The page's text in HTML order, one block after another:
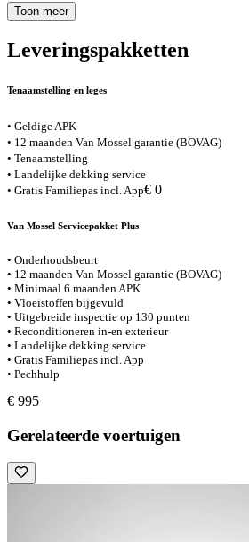
Toon meer
Leveringspakketten
Tenaamstelling en leges
• Geldige APK
• 12 maanden Van Mossel garantie (BOVAG)
• Tenaamstelling
• Landelijke dekking service
• Gratis Familiepas incl. App€ 0
Van Mossel Servicepakket Plus
• Onderhoudsbeurt
• 12 maanden Van Mossel garantie (BOVAG)
• Minimaal 6 maanden APK
• Vloeistoffen bijgevuld
• Uitgebreide inspectie op 130 punten
• Reconditioneren in-en exterieur
• Landelijke dekking service
• Gratis Familiepas incl. App
• Pechhulp
€ 995
Gerelateerde voertuigen